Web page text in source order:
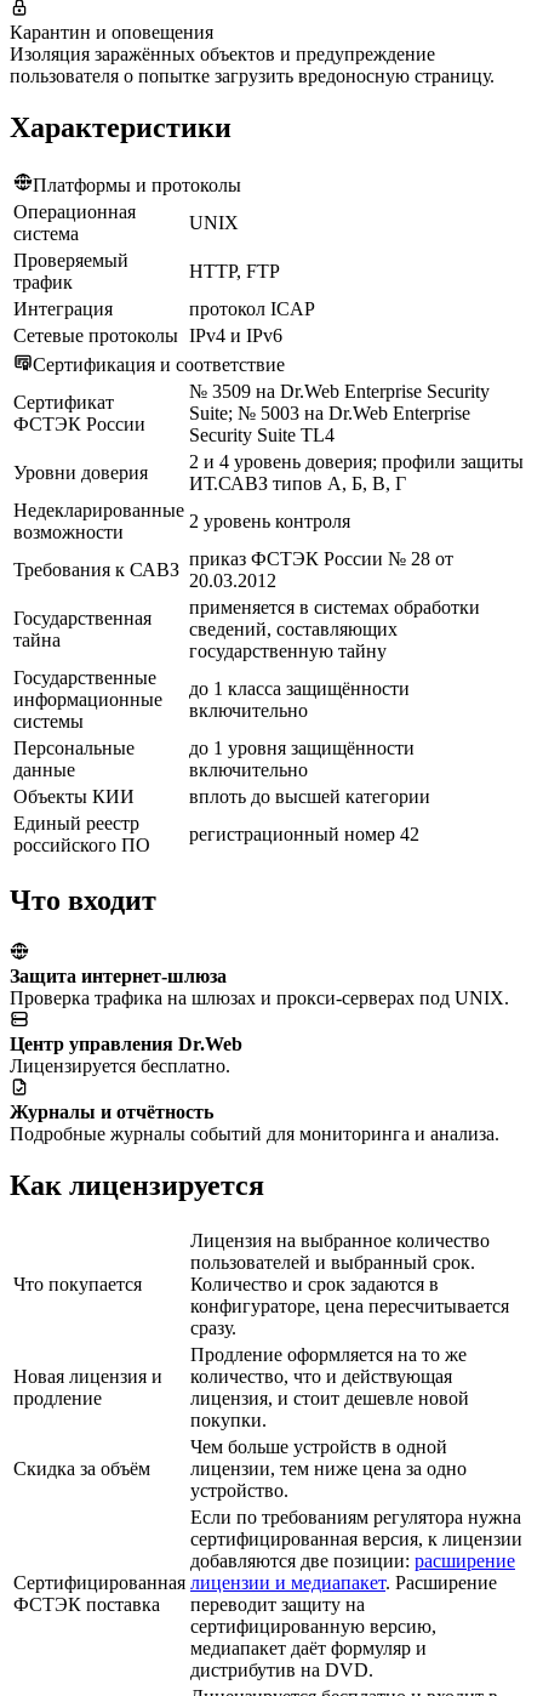
Карантин и оповещения
Изоляция заражённых объектов и предупреждение
пользователя о попытке загрузить вредоносную страницу.
Характеристики
Платформы и протоколы
Операционная
система
UNIX
Проверяемый
трафик
HTTP, FTP
Интеграция
протокол ICAP
Сетевые протоколы IPv4 и IPv6
Сертификация и соответствие
Сертификат
ФСТЭК России
№ 3509 на Dr.Web Enterprise Security
Suite; № 5003 на Dr.Web Enterprise
Security Suite TL4
Уровни доверия
2 и 4 уровень доверия; профили защиты
ИТ.САВЗ типов А, Б, В, Г
Недекларированные
возможности
2 уровень контроля
Требования к САВЗ
приказ ФСТЭК России № 28 от
20.03.2012
Государственная
тайна
применяется в системах обработки
сведений, составляющих
государственную тайну
Государственные
информационные
системы
до 1 класса защищённости
включительно
Персональные
данные
до 1 уровня защищённости
включительно
Объекты КИИ
вплоть до высшей категории
Единый реестр
российского ПО
регистрационный номер 42
Что входит
Защита интернет-шлюза
Проверка трафика на шлюзах и прокси-серверах под UNIX.
Центр управления Dr.Web
Лицензируется бесплатно.
Журналы и отчётность
Подробные журналы событий для мониторинга и анализа.
Как лицензируется
Что покупается
Лицензия на выбранное количество
пользователей и выбранный срок.
Количество и срок задаются в
конфигураторе, цена пересчитывается
сразу.
Новая лицензия и
продление
Продление оформляется на то же
количество, что и действующая
лицензия, и стоит дешевле новой
покупки.
Скидка за объём
Чем больше устройств в одной
лицензии, тем ниже цена за одно
устройство.
Сертифицированная
ФСТЭК поставка
Если по требованиям регулятора нужна
сертифицированная версия, к лицензии
добавляются две позиции: расширение
лицензии и медиапакет. Расширение
переводит защиту на
сертифицированную версию,
медиапакет даёт формуляр и
дистрибутив на DVD.